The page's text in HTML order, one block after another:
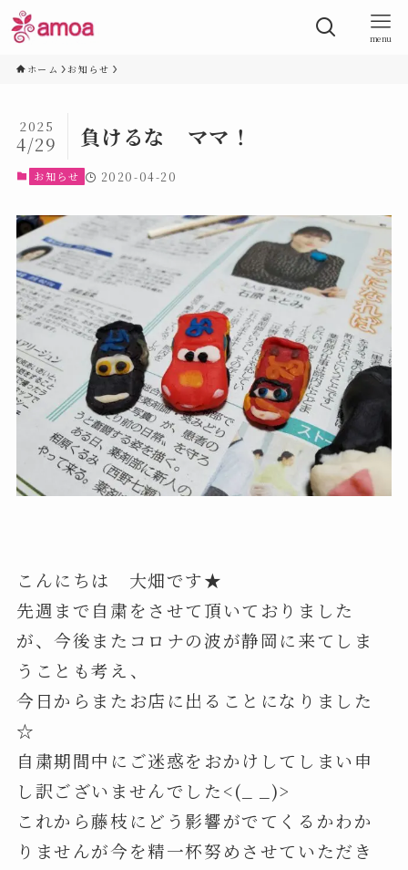
menu
ホーム お知らせ
負けるな ママ！
2025
4/29
お知らせ 2020-04-20
こんにちは 大畑です★
先週まで自粛をさせて頂いておりました
が、今後またコロナの波が静岡に来てしま
うことも考え、
今日からまたお店に出ることになりました
☆
自粛期間中にご迷惑をおかけしてしまい申
し訳ございませんでした<(_ _)>
これから藤枝にどう影響がでてくるかわか
りませんが今を精一杯努めさせていただき